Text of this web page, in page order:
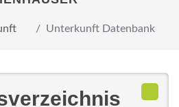
Unterkunft Datenbank